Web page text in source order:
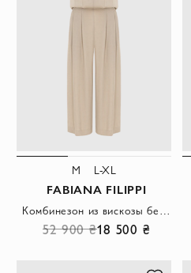
M L-XL
FABIANA FILIPPI
52 900 ₴18 500 ₴